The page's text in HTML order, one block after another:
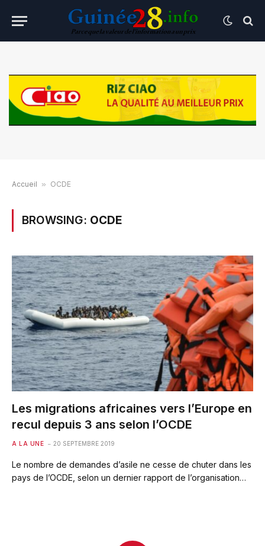
Accueil » OCDE
BROWSING: OCDE
Les migrations africaines vers l’Europe en
recul depuis 3 ans selon l’OCDE
A LA UNE 20 SEPTEMBRE 2019
Le nombre de demandes d’asile ne cesse de chuter dans les
pays de l’OCDE, selon un dernier rapport de l’organisation…